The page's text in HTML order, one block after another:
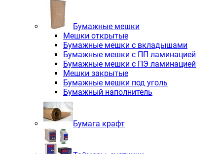
Бумажные мешки
Мешки открытые
Бумажные мешки с вкладышами
Бумажные мешки с ПП ламинацией
Бумажные мешки с ПЭ ламинацией
Мешки закрытые
Бумажные мешки под уголь
Бумажный наполнитель
Бумага крафт